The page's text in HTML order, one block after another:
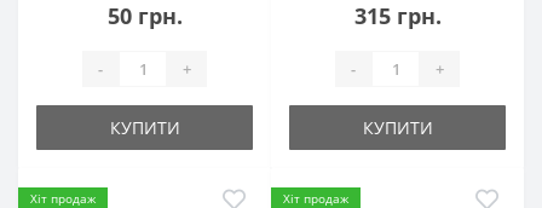
50 грн.
- +
КУПИТИ
315 грн.
- +
КУПИТИ
Хіт продаж Хіт продаж